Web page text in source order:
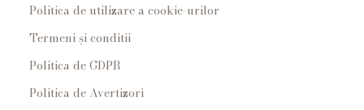
Politica de utilizare a cookie-urilor
Termeni și conditii
Politica de GDPR
Politica de Avertizori